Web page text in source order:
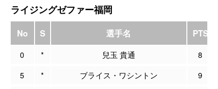
ライジングゼファー福岡
No S 選手名 PTS
0 * 兒玉 貴通
8
5
* ブライス・ワシントン
9